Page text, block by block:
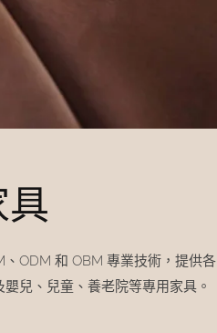
具
ODM 和 OBM 專業技術，提供各
兒、兒童、養老院等專用家具。